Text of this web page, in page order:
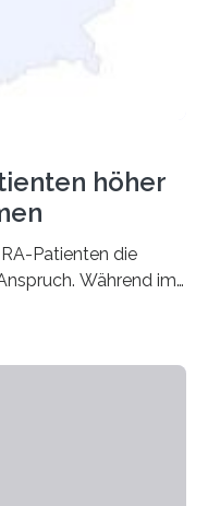
höher
Patienten die
Während im